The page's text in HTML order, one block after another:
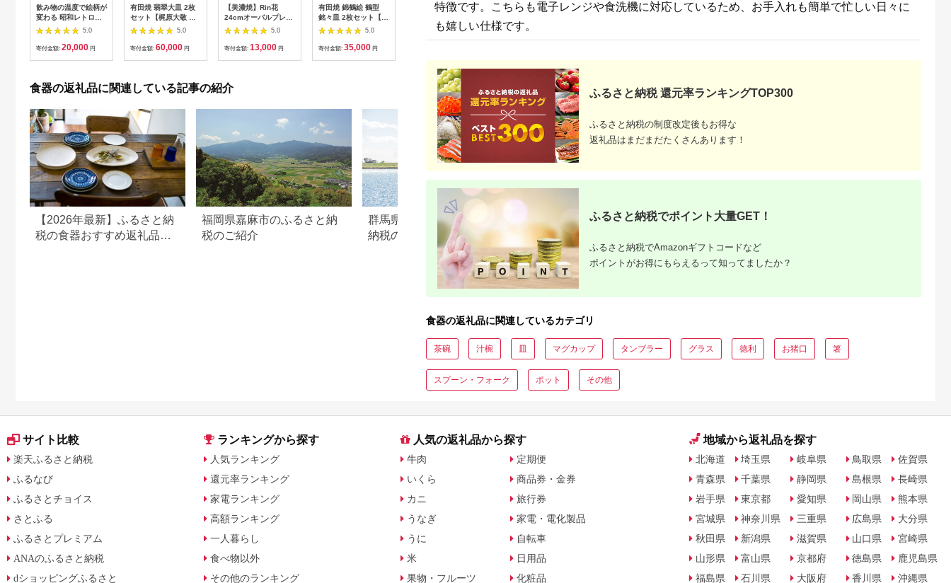
飲み物の温度で絵柄が
変わる 昭和レトロな
懐かしいデザイン グ
ラス 4点 セット【昭
和転写】[TCF001]
5.0
寄付金額: 20,000 円
有田焼 翡翠大皿 2枚
セット【梶原大敬 茂
正工房】 器 うつわ 食
器 皿 大皿 パスタ皿
カレー皿 ワンプレー
くろ シンプル 電子レ
ンジ対応 60000円 6
5.0
寄付金額: 60,000 円
【美濃焼】Rin花
24cmオーバルプレー
ト2点セット（ﾌｫﾝｾ）
【Felice-フェリーチ
ェ-藤田陶器】
5.0
寄付金額: 13,000 円
有田焼 錦鶴絵 鶴型
銘々皿 2枚セット【丸
兄商社】食器 器 うつ
わ 皿 取皿 縁起物 鶴
ツル お祝い お正月 お
5.0
寄付金額: 35,000 円
【波佐見焼】しのぎ
レー・ピンク 食器 ち
5.0
【波佐見焼】デイジー
ー） 食器 皿 【西山】
江戸切子 ペアロック
18-8ステンレス 二重
【美濃焼】祥-syo- 土
Tableware Deep
食器の返礼品に関連している記事の紹介
【2026年最新】ふるさと納
税の食器おすすめ返礼品｜
福岡県嘉麻市のふるさと納
税のご紹介
群馬県千代田町のふるさと
納税のご紹介
【2026年最新】ふるさと納
税「SHIRO」返礼品の人
気・還元率ランキング
特徴です。こちらも電子レンジや食洗機に対応しているため、お手入れも簡単で忙しい日々に
も嬉しい仕様です。
ふるさと納税 還元率ランキングTOP300
ふるさと納税の制度改定後もお得な
返礼品はまだまだたくさんあります！
ふるさと納税でポイント大量GET！
ふるさと納税でAmazonギフトコードなど
ポイントがお得にもらえるって知ってましたか？
食器の返礼品に関連しているカテゴリ
茶碗 汁椀 皿 マグカップ タンブラー グラス 徳利 お猪口 箸
スプーン・フォーク ポット その他
サイト比較
楽天ふるさと納税
ふるなび
ふるさとチョイス
さとふる
ふるさとプレミアム
ANAのふるさと納税
dショッピングふるさと
ランキングから探す
人気ランキング
還元率ランキング
家電ランキング
高額ランキング
一人暮らし
食べ物以外
その他のランキング
人気の返礼品から探す
牛肉
いくら
カニ
うなぎ
うに
米
果物・フルーツ
定期便
商品券・金券
旅行券
家電・電化製品
自転車
日用品
化粧品
地域から返礼品を探す
北海道
青森県
岩手県
宮城県
秋田県
山形県
福島県
埼玉県
千葉県
東京都
神奈川県
新潟県
富山県
石川県
岐阜県
静岡県
愛知県
三重県
滋賀県
京都府
大阪府
鳥取県
島根県
岡山県
広島県
山口県
徳島県
香川県
佐賀県
長崎県
熊本県
大分県
宮崎県
鹿児島県
沖縄県